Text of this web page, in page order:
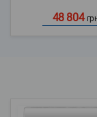
48 804